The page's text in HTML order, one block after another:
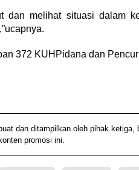
dan melihat situasi dalam
372 KUHPidana dan
dan ditampilkan oleh pihak ketiga,
promosi ini.